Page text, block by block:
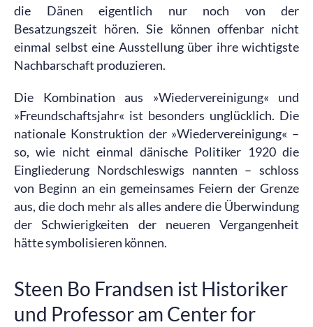
die Dänen eigentlich nur noch von der
Besatzungszeit hören. Sie können offenbar nicht
einmal selbst eine Ausstellung über ihre wichtigste
Nachbarschaft produzieren.
Die Kombination aus »Wiedervereinigung« und
»Freundschaftsjahr« ist besonders unglücklich. Die
nationale Konstruktion der »Wiedervereinigung« –
so, wie nicht einmal dänische Politiker 1920 die
Eingliederung Nordschleswigs nannten – schloss
von Beginn an ein gemeinsames Feiern der Grenze
aus, die doch mehr als alles andere die Überwindung
der Schwierigkeiten der neueren Vergangenheit
hätte symbolisieren können.
Steen Bo Frandsen ist Historiker
und Professor am Center for